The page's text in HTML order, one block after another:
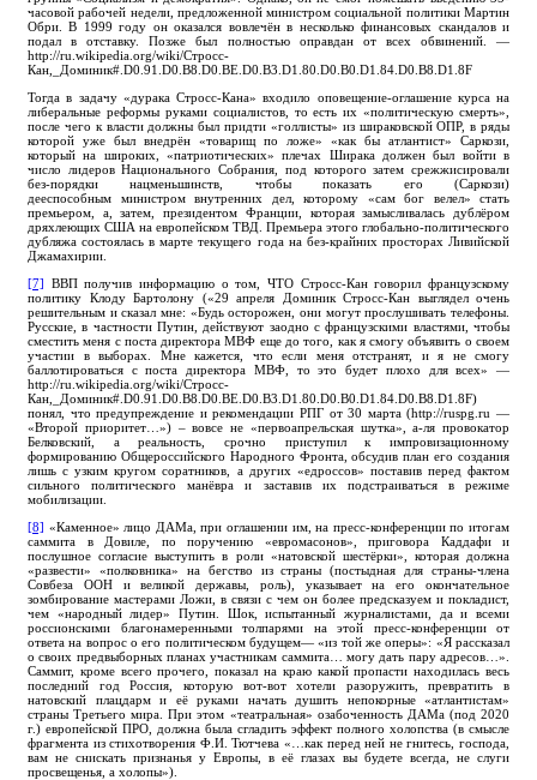
часовой рабочей недели, предложенной министром социальной политики Мартин
Обри. В 1999 году он оказался вовлечён в несколько финансовых скандалов и
подал в отставку. Позже был полностью оправдан от всех обвинений. —
http://ru.wikipedia.org/wiki/Стросс-
Кан,_Доминик#.D0.91.D0.B8.D0.BE.D0.B3.D1.80.D0.B0.D1.84.D0.B8.D1.8F
Тогда в задачу «дурака Стросс-Кана» входило оповещение-оглашение курса на
либеральные реформы руками социалистов, то есть их «политическую смерть»,
после чего к власти должны был придти «голлисты» из шираковской ОПР, в ряды
которой уже был внедрён «товарищ по ложе» «как бы атлантист» Саркози,
который на широких, «патриотических» плечах Ширака должен был войти в
число лидеров Национального Собрания, под которого затем срежжисировали
без-порядки нацменьшинств, чтобы показать его (Саркози)
дееспособным министром внутренних дел, которому «сам бог велел» стать
премьером, а, затем, президентом Франции, которая замысливалась дублёром
дряхлеющих США на европейском ТВД. Премьера этого глобально-политического
дубляжа состоялась в марте текущего года на без-крайних просторах Ливийской
Джамахирии.
[7] ВВП получив информацию о том, ЧТО Стросс-Кан говорил французскому
политику Клоду Бартолону («29 апреля Доминик Стросс-Кан выглядел очень
решительным и сказал мне: «Будь осторожен, они могут прослушивать телефоны.
Русские, в частности Путин, действуют заодно с французскими властями, чтобы
сместить меня с поста директора МВФ еще до того, как я смогу объявить о своем
участии в выборах. Мне кажется, что если меня отстранят, и я не смогу
баллотироваться с поста директора МВФ, то это будет плохо для всех» —
http://ru.wikipedia.org/wiki/Стросс-
Кан,_Доминик#.D0.91.D0.B8.D0.BE.D0.B3.D1.80.D0.B0.D1.84.D0.B8.D1.8F)
понял, что предупреждение и рекомендации РПГ от 30 марта (http://ruspg.ru —
«Второй приоритет…») – вовсе не «первоапрельская шутка», а-ля провокатор
Белковский, а реальность, срочно приступил к импровизационному
формированию Общероссийского Народного Фронта, обсудив план его создания
лишь с узким кругом соратников, а других «едроссов» поставив перед фактом
сильного политического манёвра и заставив их подстраиваться в режиме
мобилизации.
[8] «Каменное» лицо ДАМа, при оглашении им, на пресс-конференции по итогам
саммита в Довиле, по поручению «евромасонов», приговора Каддафи и
послушное согласие выступить в роли «натовской шестёрки», которая должна
«развести» «полковника» на бегство из страны (постыдная для страны-члена
Совбеза ООН и великой державы, роль), указывает на его окончательное
зомбирование мастерами Ложи, в связи с чем он более предсказуем и покладист,
чем «народный лидер» Путин. Шок, испытанный журналистами, да и всеми
россионскими благонамеренными толпарями на этой пресс-конференции от
ответа на вопрос о его политическом будущем— «из той же оперы»: «Я рассказал
о своих предвыборных планах участникам саммита… могу дать пару адресов…».
Саммит, кроме всего прочего, показал на краю какой пропасти находилась весь
последний год Россия, которую вот-вот хотели разоружить, превратить в
натовский плацдарм и её руками начать душить непокорные «атлантистам»
страны Третьего мира. При этом «театральная» озабоченность ДАМа (под 2020
г.) европейской ПРО, должна была сгладить эффект полного холопства (в смысле
фрагмента из стихотворения Ф.И. Тютчева «…как перед ней не гнитесь, господа,
вам не снискать признанья у Европы, в её глазах вы будете всегда, не слуги
просвещенья, а холопы»).